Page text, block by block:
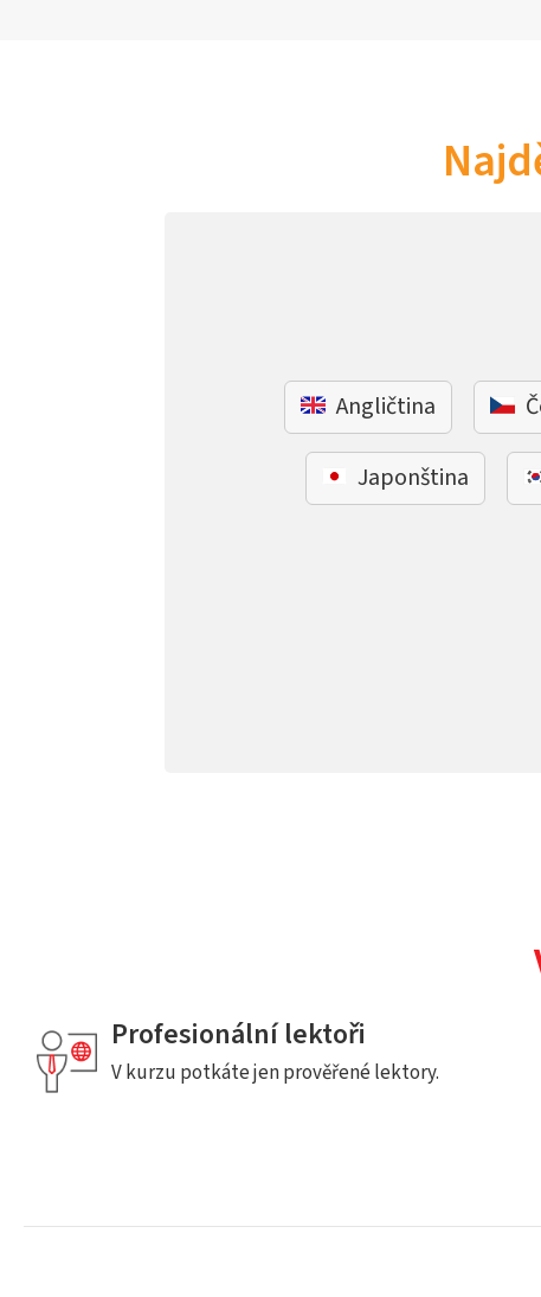
Angličtina
Japonština
Profesionální lektoři
V kurzu potkáte jen prověřené lektory.